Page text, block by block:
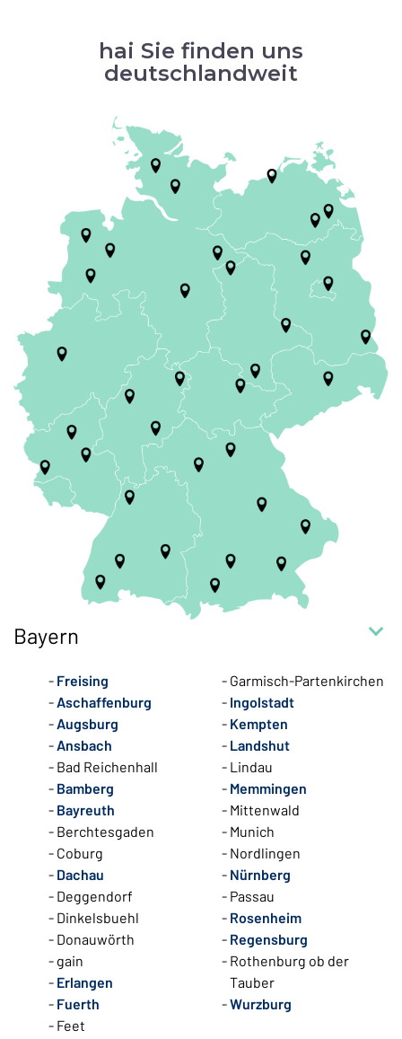
hai Sie finden uns
deutschlandweit
Bayern
Freising
Aschaffenburg
Augsburg
Ansbach
Bad Reichenhall
Bamberg
Bayreuth
Berchtesgaden
Coburg
Dachau
Deggendorf
Dinkelsbuehl
Donauwörth
gain
Erlangen
Fuerth
Feet
Garmisch-Partenkirchen
Ingolstadt
Kempten
Landshut
Lindau
Memmingen
Mittenwald
Munich
Nordlingen
Nürnberg
Passau
Rosenheim
Regensburg
Rothenburg ob der
Tauber
Wurzburg